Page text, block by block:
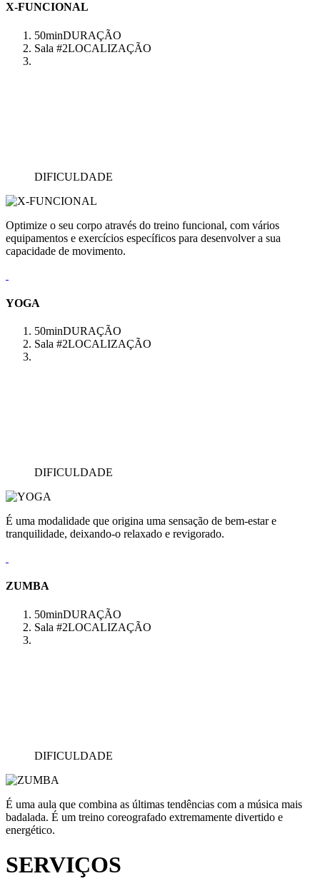
X-FUNCIONAL
50minDURAÇÃO
Sala #2LOCALIZAÇÃO
DIFICULDADE
Optimize o seu corpo através do treino funcional, com vários
equipamentos e exercícios específicos para desenvolver a sua
capacidade de movimento.
YOGA
50minDURAÇÃO
Sala #2LOCALIZAÇÃO
DIFICULDADE
É uma modalidade que origina uma sensação de bem-estar e
tranquilidade, deixando-o relaxado e revigorado.
ZUMBA
50minDURAÇÃO
Sala #2LOCALIZAÇÃO
DIFICULDADE
É uma aula que combina as últimas tendências com a música mais
badalada. É um treino coreografado extremamente divertido e
energético.
SERVIÇOS